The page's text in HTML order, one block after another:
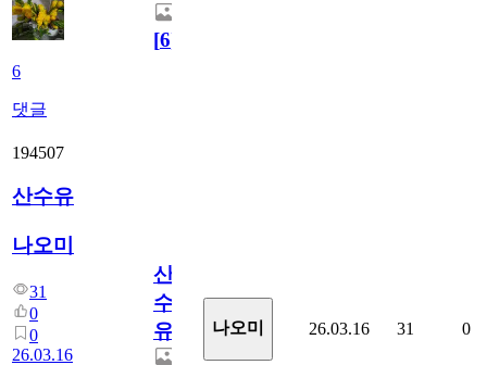
6
댓글
[6]
194507
산수유
나오미
31
0
0
26.03.16
산
수
유
나오미 26.03.16 31 0